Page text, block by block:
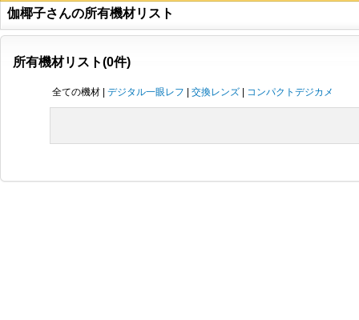
伽椰子さんの所有機材リスト
所有機材リスト(0件)
全ての機材 | デジタル一眼レフ 交換レンズ コンパクトデジカメ